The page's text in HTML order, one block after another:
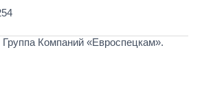
Компаний «Евроспецкам».